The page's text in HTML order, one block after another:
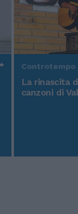
Controtempo
La rinascita
canzoni di